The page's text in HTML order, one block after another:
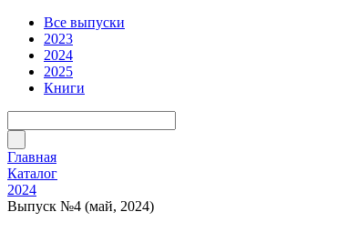
Все выпуски
2023
2024
2025
Книги
Главная
Каталог
2024
Выпуск №4 (май, 2024)